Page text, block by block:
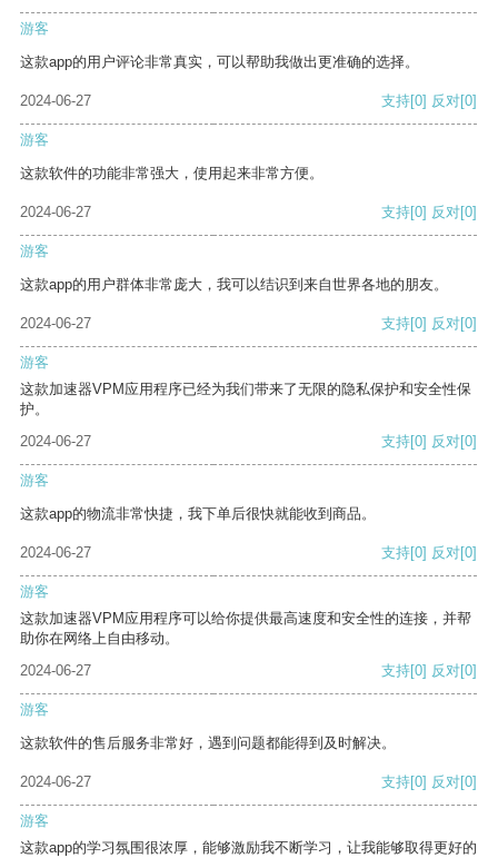
游客
这款app的用户评论非常真实，可以帮助我做出更准确的选择。
2024-06-27 支持[0] 反对[0]
游客
这款软件的功能非常强大，使用起来非常方便。
2024-06-27 支持[0] 反对[0]
游客
这款app的用户群体非常庞大，我可以结识到来自世界各地的朋友。
2024-06-27 支持[0] 反对[0]
游客
这款加速器VPM应用程序已经为我们带来了无限的隐私保护和安全性保
护。
2024-06-27
支持[0] 反对[0]
游客
这款app的物流非常快捷，我下单后很快就能收到商品。
2024-06-27 支持[0] 反对[0]
游客
这款加速器VPM应用程序可以给你提供最高速度和安全性的连接，并帮
助你在网络上自由移动。
2024-06-27
支持[0] 反对[0]
游客
这款软件的售后服务非常好，遇到问题都能得到及时解决。
2024-06-27 支持[0] 反对[0]
游客
这款app的学习氛围很浓厚，能够激励我不断学习，让我能够取得更好的